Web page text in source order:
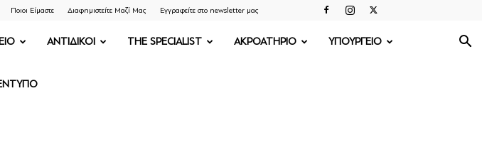
Ποιοι Είμαστε Διαφημιστείτε Μαζί Μας Εγγραφείτε στο newsletter μας
ΑΝΤΙΔΙΚΟΙ THE SPECIALIST ΑΚΡΟΑΤΗΡΙΟ ΥΠΟΥΡΓΕΙΟ